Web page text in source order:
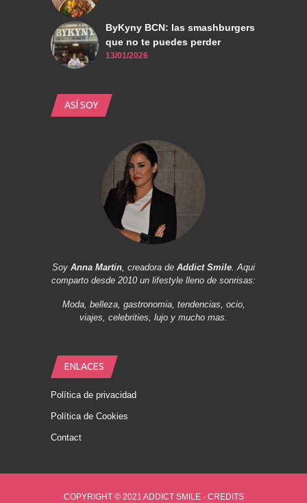
ByKyny BCN: las smashburgers
que no te puedes perder
13/01/2026
ASÍ SOY
Soy Anna Martin, creadora de Addict Smile. Aqui
comparto desde 2010 un lifestyle lleno de sonrisas:
Moda, belleza, gastronomia, tendencias, ocio,
viajes, celebrities, lujo y mucho mas.
ENLACES
Política de privacidad
Política de Cookies
Contact
COPYRIGHT © 2021 ADDICT SMILE · CREDITS